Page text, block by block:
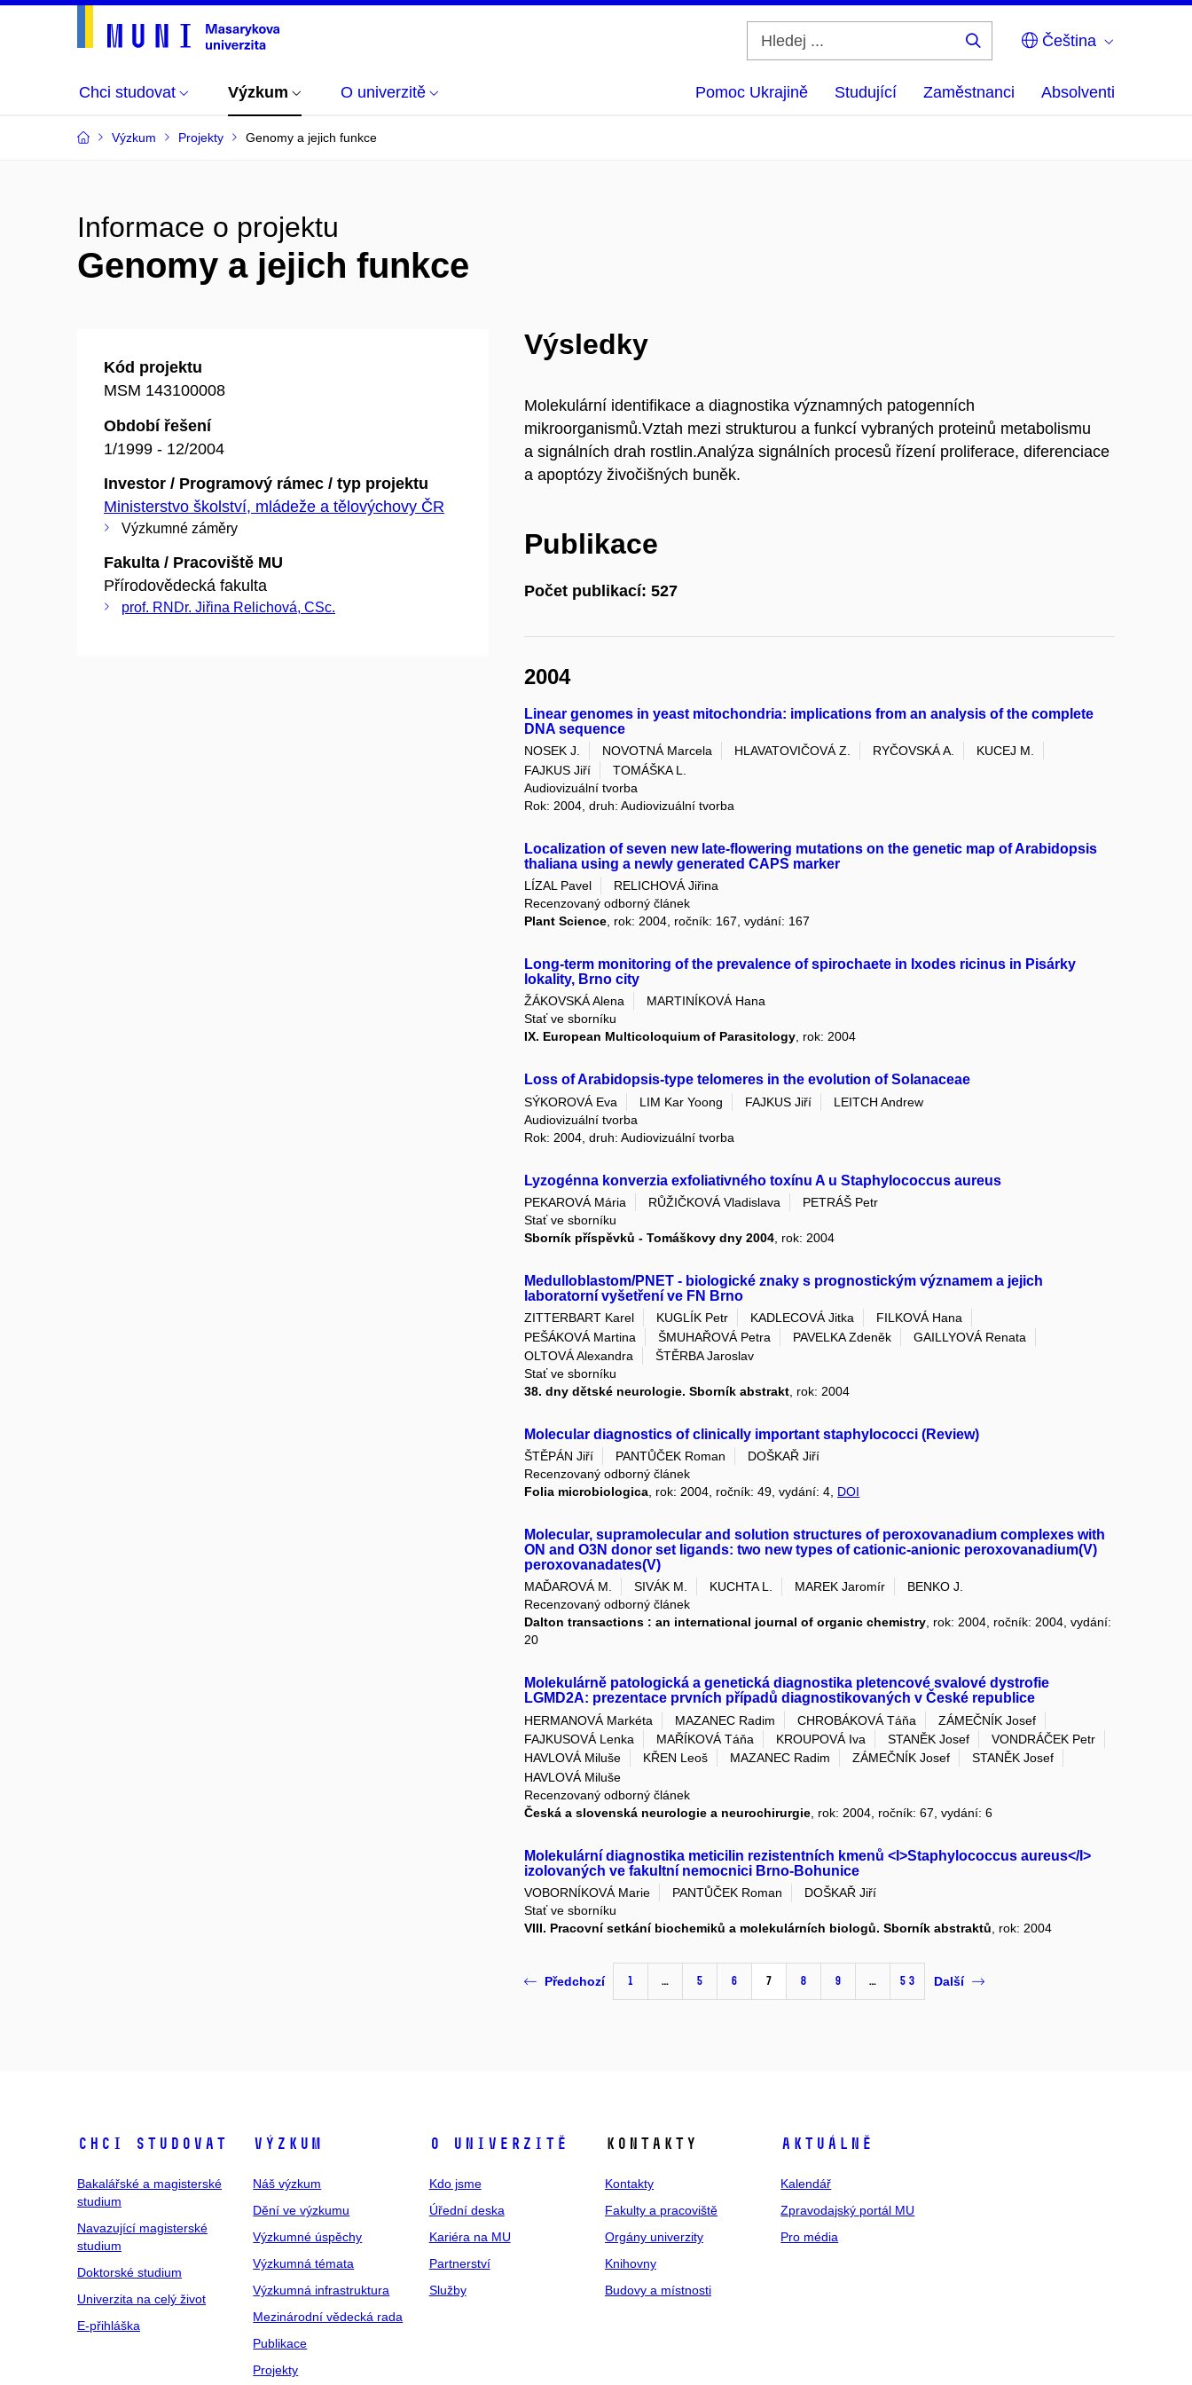
Čeština
Chci studovat Výzkum O univerzitě Pomoc Ukrajině Studující Zaměstnanci Absolventi
Výzkum Projekty Genomy a jejich funkce
Informace o projektu
Genomy a jejich funkce
Kód projektu
MSM 143100008
Období řešení
1/1999 - 12/2004
Investor / Programový rámec / typ projektu
Ministerstvo školství, mládeže a tělovýchovy ČR
Výzkumné záměry
Fakulta / Pracoviště MU
Přírodovědecká fakulta
prof. RNDr. Jiřina Relichová, CSc.
Výsledky
Molekulární identifikace a diagnostika významných patogenních
mikroorganismů.Vztah mezi strukturou a funkcí vybraných proteinů metabolismu
a signálních drah rostlin.Analýza signálních procesů řízení proliferace, diferenciace
a apoptózy živočišných buněk.
Publikace
Počet publikací: 527
2004
Linear genomes in yeast mitochondria: implications from an analysis of the complete
DNA sequence
NOSEK J. NOVOTNÁ Marcela HLAVATOVIČOVÁ Z. RYČOVSKÁ A.
KUCEJ M.
FAJKUS Jiří
TOMÁŠKA L.
Audiovizuální tvorba
Rok: 2004, druh: Audiovizuální tvorba
Localization of seven new late-flowering mutations on the genetic map of Arabidopsis
thaliana using a newly generated CAPS marker
LÍZAL Pavel
RELICHOVÁ Jiřina
Recenzovaný odborný článek
Plant Science , rok: 2004, ročník: 167, vydání: 167
Long-term monitoring of the prevalence of spirochaete in Ixodes ricinus in Pisárky
lokality, Brno city
ŽÁKOVSKÁ Alena
MARTINÍKOVÁ Hana
Stať ve sborníku
IX. European Multicoloquium of Parasitology, rok: 2004
Loss of Arabidopsis-type telomeres in the evolution of Solanaceae
SÝKOROVÁ Eva LIM Kar Yoong FAJKUS Jiří
LEITCH Andrew
Audiovizuální tvorba
Rok: 2004, druh: Audiovizuální tvorba
Lyzogénna konverzia exfoliativného toxínu A u Staphylococcus aureus
PEKAROVÁ Mária RŮŽIČKOVÁ Vladislava
PETRÁŠ Petr
Stať ve sborníku
Sborník příspěvků - Tomáškovy dny 2004 , rok: 2004
Medulloblastom/PNET - biologické znaky s prognostickým významem a jejich
laboratorní vyšetření ve FN Brno
ZITTERBART Karel KUGLÍK Petr KADLECOVÁ Jitka
FILKOVÁ Hana
PEŠÁKOVÁ Martina
ŠMUHAŘOVÁ Petra PAVELKA Zdeněk
GAILLYOVÁ Renata
OLTOVÁ Alexandra
ŠTĚRBA Jaroslav
Stať ve sborníku
38. dny dětské neurologie. Sborník abstrakt , rok: 2004
Molecular diagnostics of clinically important staphylococci (Review)
ŠTĚPÁN Jiří PANTŮČEK Roman
DOŠKAŘ Jiří
Recenzovaný odborný článek
Folia microbiologica , rok: 2004, ročník: 49, vydání: 4, DOI
Molecular, supramolecular and solution structures of peroxovanadium complexes with
ON and O3N donor set ligands: two new types of cationic-anionic peroxovanadium(V)
peroxovanadates(V)
MAĎAROVÁ M. SIVÁK M. KUCHTA L. MAREK Jaromír
BENKO J.
Recenzovaný odborný článek
Dalton transactions : an international journal of organic chemistry, rok: 2004, ročník: 2004, vydání:
20
Molekulárně patologická a genetická diagnostika pletencové svalové dystrofie
LGMD2A: prezentace prvních případů diagnostikovaných v České republice
HERMANOVÁ Markéta MAZANEC Radim CHROBÁKOVÁ Táňa
ZÁMEČNÍK Josef
FAJKUSOVÁ Lenka
MAŘÍKOVÁ Táňa KROUPOVÁ Iva STANĚK Josef
VONDRÁČEK Petr
HAVLOVÁ Miluše
KŘEN Leoš MAZANEC Radim ZÁMEČNÍK Josef
STANĚK Josef
HAVLOVÁ Miluše
Recenzovaný odborný článek
Česká a slovenská neurologie a neurochirurgie , rok: 2004, ročník: 67, vydání: 6
Molekulární diagnostika meticilin rezistentních kmenů <I>Staphylococcus aureus</I>
izolovaných ve fakultní nemocnici Brno-Bohunice
VOBORNÍKOVÁ Marie PANTŮČEK Roman
DOŠKAŘ Jiří
Stať ve sborníku
VIII. Pracovní setkání biochemiků a molekulárních biologů. Sborník abstraktů , rok: 2004
Předchozí 1 … 5 6 7 8 9 … 53 Další
Chci studovat
Bakalářské a magisterské
studium
Navazující magisterské
studium
Doktorské studium
Univerzita na celý život
E-přihláška
Výzkum
Náš výzkum
Dění ve výzkumu
Výzkumné úspěchy
Výzkumná témata
Výzkumná infrastruktura
Mezinárodní vědecká rada
Publikace
Projekty
O univerzitě
Kdo jsme
Úřední deska
Kariéra na MU
Partnerství
Služby
Kontakty
Kontakty
Fakulty a pracoviště
Orgány univerzity
Knihovny
Budovy a místnosti
Aktuálně
Kalendář
Zpravodajský portál MU
Pro média